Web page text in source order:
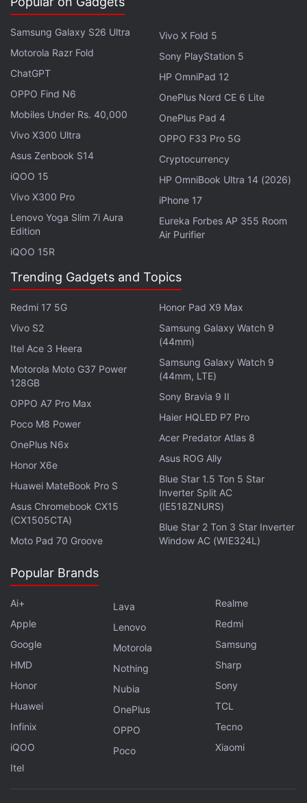
लेटेस्ट टेक न्यूज़,स्मार्टफोन रिव्यू और लोकप्रियमोबाइलपर मिलने वाले
एक्सक्लूसिव ऑफर के लिए गैजेट्स 360एंड्रॉयडऐप डाउनलोड करें और
हमेंगूगल समाचार पर फॉलो करें।
ये भी पढ़े: Google Pixel 10 Pro XL Google Pixel 10 Pro XL Price,
Offers on Google Pixel 10 Pro XL
, Discount on Google Pixel 10
Pro XL, Google Pixel 10 Pro XL Specifications Flipkart
Samsung Galaxy S26 Ultra
Motorola Razr Fold
ChatGPT
OPPO Find N6
Mobiles Under Rs. 40,000
Vivo X300 Ultra
Asus Zenbook S14
iQOO 15
Vivo X300 Pro
Lenovo Yoga Slim 7i Aura
Edition
iQOO 15R
Vivo X Fold 5
Sony PlayStation 5
HP OmniPad 12
OnePlus Nord CE 6 Lite
OnePlus Pad 4
OPPO F33 Pro 5G
Cryptocurrency
HP OmniBook Ultra 14 (2026)
iPhone 17
Eureka Forbes AP 355 Room
Air Purifier
Trending Gadgets and Topics
Redmi 17 5G
Vivo S2
Itel Ace 3 Heera
Motorola Moto G37 Power
128GB
OPPO A7 Pro Max
Poco M8 Power
OnePlus N6x
Honor X6e
Huawei MateBook Pro S
Asus Chromebook CX15
(CX1505CTA)
Moto Pad 70 Groove
Honor Pad X9 Max
Samsung Galaxy Watch 9
(44mm)
Samsung Galaxy Watch 9
(44mm, LTE)
Sony Bravia 9 II
Haier HQLED P7 Pro
Acer Predator Atlas 8
Asus ROG Ally
Blue Star 1.5 Ton 5 Star
Inverter Split AC
(IE518ZNURS)
Blue Star 2 Ton 3 Star Inverter
Window AC (WIE324L)
Popular Brands
Ai+
Apple
Google
HMD
Honor
Huawei
Infinix
iQOO
Itel
Lava
Lenovo
Motorola
Nothing
Nubia
OnePlus
OPPO
Poco
Realme
Redmi
Samsung
Sharp
Sony
TCL
Tecno
Xiaomi